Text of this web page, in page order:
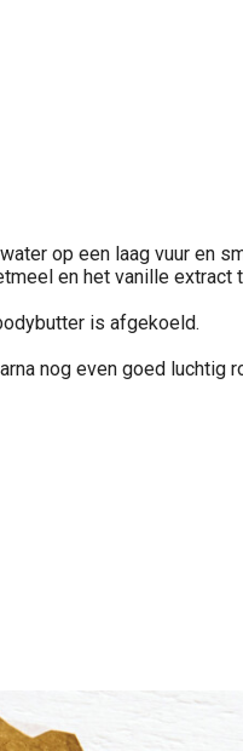
op een laag vuur en
en het vanille extract
is afgekoeld.
nog even goed luchtig